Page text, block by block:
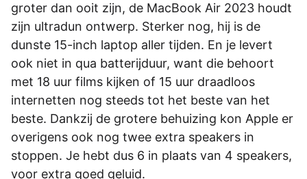
groter dan ooit zijn, de MacBook Air 2023 houdt
zijn ultradun ontwerp. Sterker nog, hij is de
dunste 15-inch laptop aller tijden. En je levert
ook niet in qua batterijduur, want die behoort
met 18 uur films kijken of 15 uur draadloos
internetten nog steeds tot het beste van het
beste. Dankzij de grotere behuizing kon Apple er
overigens ook nog twee extra speakers in
stoppen. Je hebt dus 6 in plaats van 4 speakers,
voor extra goed geluid.